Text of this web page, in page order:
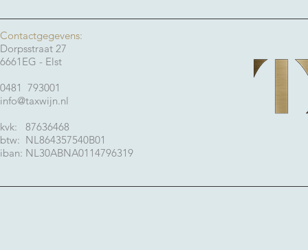
Contactgegevens:
Dorpsstraat 27
6661EG - Elst
0481 793001
info@taxwijn.nl
kvk: 87636468
btw: NL864357540B01
iban: NL30ABNA0114796319